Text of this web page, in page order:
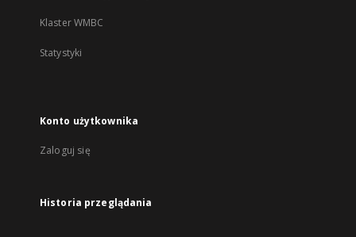
Klaster WMBC
Statystyki
Konto użytkownika
Zaloguj się
Historia przeglądania